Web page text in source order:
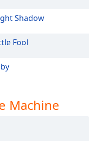
Shadow
Fool
Machine